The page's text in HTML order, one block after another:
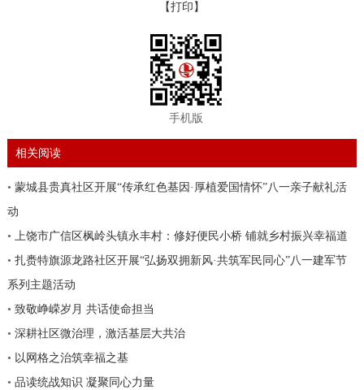
【打印】
手机版
相关阅读
• 蒙城县贵真社区开展“传承红色基因·厚植爱国情怀”八一亲子献礼活
动
• 上饶市广信区枫岭头镇永丰村：修好便民小桥 铺就乡村振兴幸福道
• 扎赉特旗源龙路社区开展“弘扬双拥新风·共筑军民同心”八一建军节
系列主题活动
• 致敬峥嵘岁月 共话使命担当
• 深耕社区微治理，激活基层大共治
• 以网格之治筑幸福之基
• 品读统战知识 凝聚同心力量